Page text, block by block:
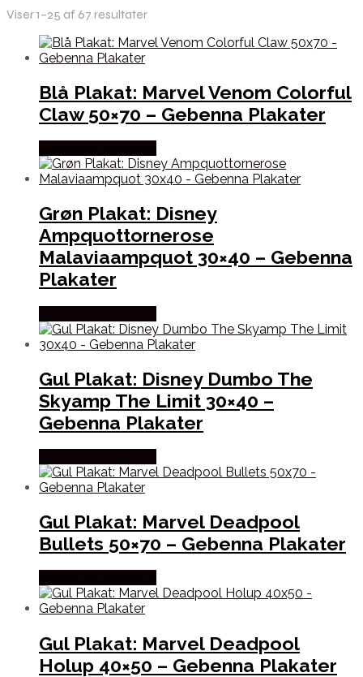
Viser 1–25 af 67 resultater
Blå Plakat: Marvel Venom Colorful
Claw 50×70 – Gebenna Plakater
Grøn Plakat: Disney
Ampquottornerose
Malaviaampquot 30×40 – Gebenna
Plakater
Gul Plakat: Disney Dumbo The
Skyamp The Limit 30×40 –
Gebenna Plakater
Gul Plakat: Marvel Deadpool
Bullets 50×70 – Gebenna Plakater
Gul Plakat: Marvel Deadpool
Holup 40×50 – Gebenna Plakater